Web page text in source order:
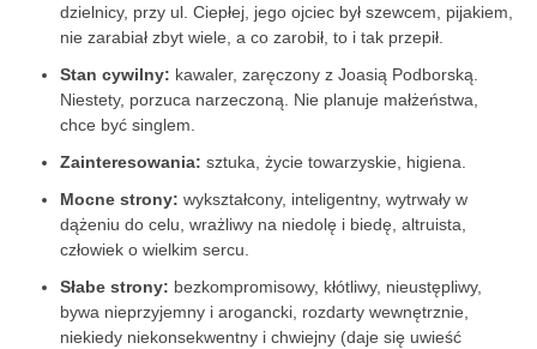
dzielnicy, przy ul. Ciepłej, jego ojciec był szewcem, pijakiem,
nie zarabiał zbyt wiele, a co zarobił, to i tak przepił.
Stan cywilny: kawaler, zaręczony z Joasią Podborską.
Niestety, porzuca narzeczoną. Nie planuje małżeństwa,
chce być singlem.
Zainteresowania: sztuka, życie towarzyskie, higiena.
Mocne strony: wykształcony, inteligentny, wytrwały w
dążeniu do celu, wrażliwy na niedolę i biedę, altruista,
człowiek o wielkim sercu.
Słabe strony: bezkompromisowy, kłótliwy, nieustępliwy,
bywa nieprzyjemny i arogancki, rozdarty wewnętrznie,
niekiedy niekonsekwentny i chwiejny (daje się uwieść